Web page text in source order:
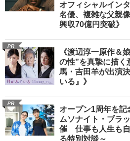
オフィシャルイン
名優、複雑な父親
興収70億円突破》
PR
《渡辺淳一原作＆
の性”を真摯に描く
馬・吉田羊が出演
いる』》
PR
オープン1周年を
ムソナイト・ブラ
催 仕事も人生も
る特別対談～